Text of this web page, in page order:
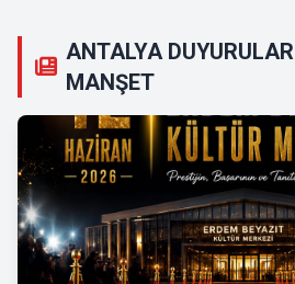
ANTALYA DUYURULAR
MANŞET